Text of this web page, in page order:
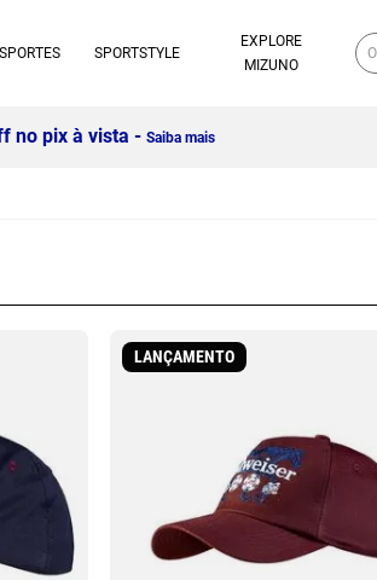
SPORTSTYLE
EXPLORE
MIZUNO
pix à vista -Saiba mais
LANÇAMENTO